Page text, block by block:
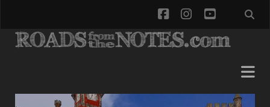
facebook
instagram
youtube